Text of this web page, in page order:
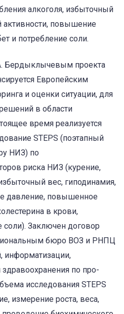
алкоголя, избыточный
активности, повышение
и потребление соли.
Бердыклычевым проекта
Европейским
и оценки ситуации, для
в области
время реализуется
STEPS (поэтапный
НИЗ) по
риска НИЗ (курение,
вес, гиподинамия,
давление, повышенное
в крови,
Заключен договор
бюро ВОЗ и РНПЦ
информатизации,
по про-
исследования STEPS
измерение роста, веса,